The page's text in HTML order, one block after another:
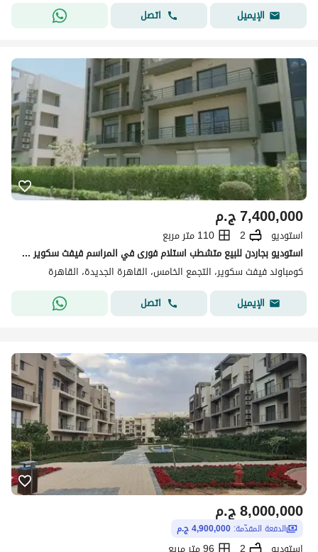
الإيميل اتصل
ج.م7,400,000
استوديو 2
110 متر مربع
استوديو بجاردن للبيع متشطب استلام فورى في المراسم فيفث سكوير 110م + 40م جاردن غرفة ماستر مطبخ كامل فيو مميز بجوار الجولدن اسكوير - ميفيدا
كومباوند فيفث سكوير، التجمع الخامس، القاهرة الجديدة، القاهرة
الإيميل
اتصل
ج.م8,000,000
الدفعة المقدّمة: 4,900,000 ج.م